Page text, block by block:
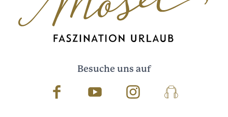
Besuche uns auf
Facebook Youtube InstagramPodcast